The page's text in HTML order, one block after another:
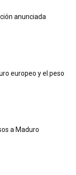
anunciada
europeo y el peso
a Maduro